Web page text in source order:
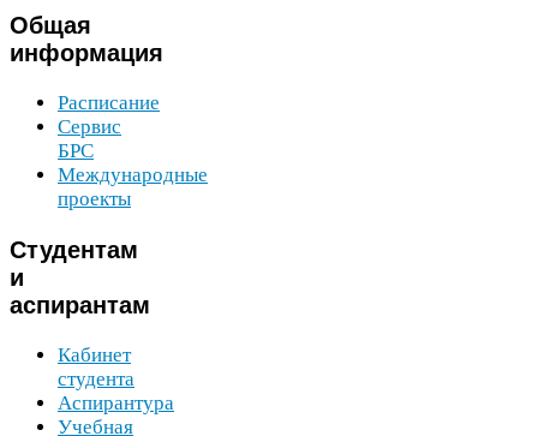
Общая
информация
Расписание
Сервис
БРС
Международные
проекты
Студентам
и
аспирантам
Кабинет
студента
Аспирантура
Учебная